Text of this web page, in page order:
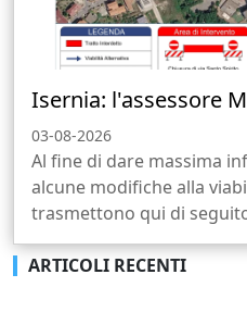
Isernia: l'assessore
03-08-2026
Al fine di dare massima
alcune modifiche alla
trasmettono qui di
ARTICOLI RECENTI